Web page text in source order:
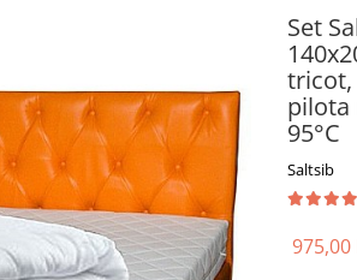
Set
tricot,
pilota
95°C
Saltsib
975,00